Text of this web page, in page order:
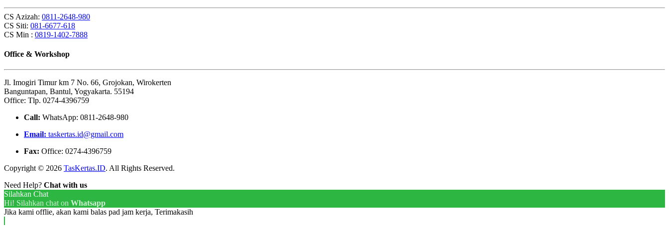
CS Azizah: 0811-2648-980
CS Siti: 081-6677-618
CS Min : 0819-1402-7888
Office & Workshop
Jl. Imogiri Timur km 7 No. 66, Grojokan, Wirokerten
Banguntapan, Bantul, Yogyakarta. 55194
Office: Tlp. 0274-4396759
Call: WhatsApp: 0811-2648-980
Email: taskertas.id@gmail.com
Fax: Office: 0274-4396759
Copyright © 2026 TasKertas.ID. All Rights Reserved.
Need Help? Chat with us
Silahkan Chat
Hi! Silahkan chat on Whatsapp
Jika kami offlie, akan kami balas pad jam kerja, Terimakasih